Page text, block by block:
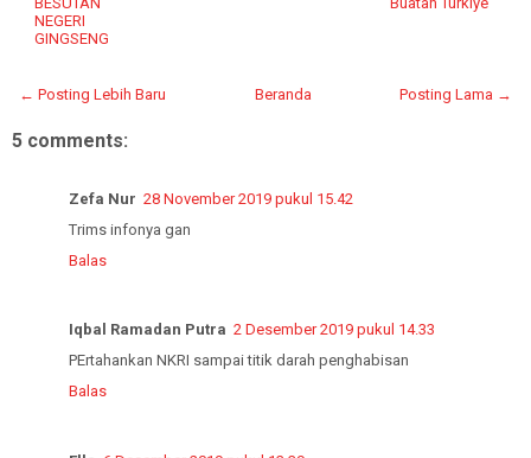
NEGERI
GINGSENG
← Posting Lebih Baru Posting Lama →
Beranda
5 comments:
Zefa Nur 28 November 2019 pukul 15.42
Trims infonya gan
Balas
Iqbal Ramadan Putra 2 Desember 2019 pukul 14.33
PErtahankan NKRI sampai titik darah penghabisan
Balas